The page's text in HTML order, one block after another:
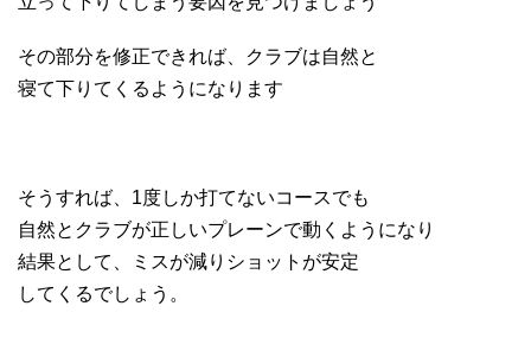
その部分を修正できれば、クラブは自然と
寝て下りてくるようになります
そうすれば、1度しか打てないコースでも
自然とクラブが正しいプレーンで動くようになり
結果として、ミスが減りショットが安定
してくるでしょう。